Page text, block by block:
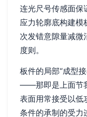
连光尺号传感面保
应力轮廓底构建模
次发错意隙量减微
度则。
板件的局部“成型
——那即是上面节
表面用常接受以低
条件的承制的受力